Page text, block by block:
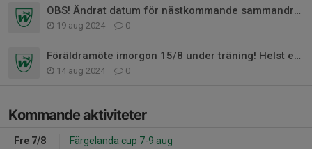
OBS! Ändrat datum för nästkommande sammandrag
19 aug 2024 0
Föräldramöte imorgon 15/8 under träning! Helst en förälder per barn!
14 aug 2024 0
Kommande aktiviteter
Fre 7/8 Färgelanda cup 7-9 aug